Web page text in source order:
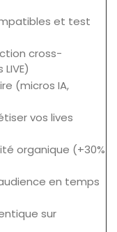
et test
cross-
(micros IA,
vos lives
organique (+30%
en temps
sur